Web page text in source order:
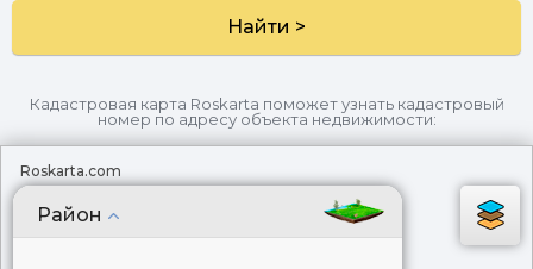
Найти >
Кадастровая карта Roskarta поможет узнать кадастровый
номер по адресу объекта недвижимости:
Roskarta.com
Район